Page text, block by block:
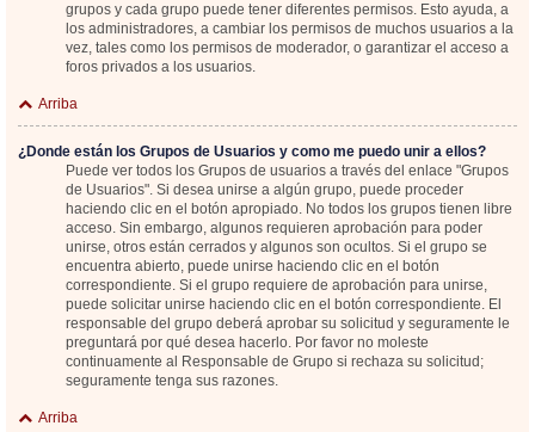
grupos y cada grupo puede tener diferentes permisos. Esto ayuda, a
los administradores, a cambiar los permisos de muchos usuarios a la
vez, tales como los permisos de moderador, o garantizar el acceso a
foros privados a los usuarios.
Arriba
¿Donde están los Grupos de Usuarios y como me puedo unir a ellos?
Puede ver todos los Grupos de usuarios a través del enlace "Grupos
de Usuarios". Si desea unirse a algún grupo, puede proceder
haciendo clic en el botón apropiado. No todos los grupos tienen libre
acceso. Sin embargo, algunos requieren aprobación para poder
unirse, otros están cerrados y algunos son ocultos. Si el grupo se
encuentra abierto, puede unirse haciendo clic en el botón
correspondiente. Si el grupo requiere de aprobación para unirse,
puede solicitar unirse haciendo clic en el botón correspondiente. El
responsable del grupo deberá aprobar su solicitud y seguramente le
preguntará por qué desea hacerlo. Por favor no moleste
continuamente al Responsable de Grupo si rechaza su solicitud;
seguramente tenga sus razones.
Arriba